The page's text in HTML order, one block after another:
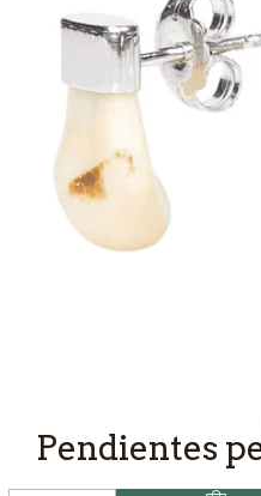
Pendientes